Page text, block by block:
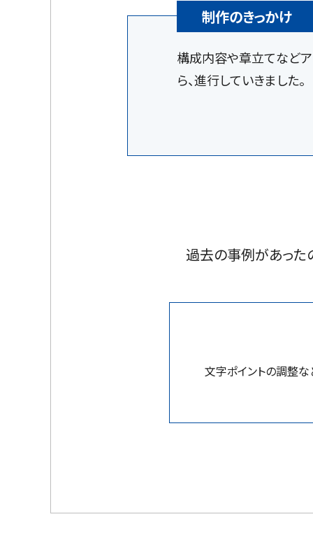
制作のきっかけ
構成内容や章立てなど
ら、進行していきました。
過去の事例があった
文字ポイントの調整